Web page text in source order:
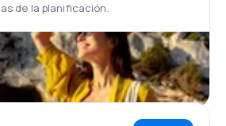
de la planificación.